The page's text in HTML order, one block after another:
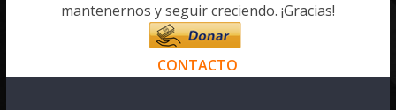
mantenernos y seguir creciendo. ¡Gracias!
CONTACTO